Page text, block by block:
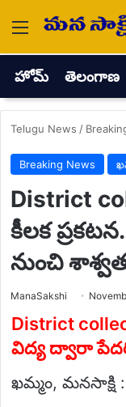
Menu
హోమ్ తెలంగాణ
Telugu News /
Breaking News
District
కీలక
నుంచి
ManaSakshi Send
email
District
విద్య ద్వారా
ఖమ్మం, మనసాక్షి :